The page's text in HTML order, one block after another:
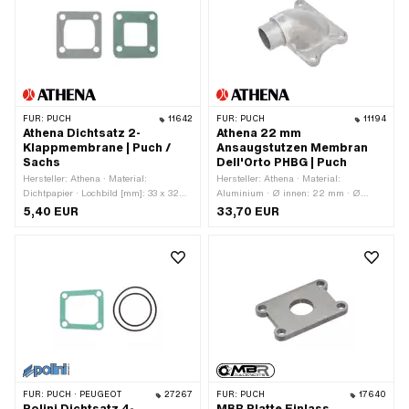
FÜR: PUCH 11642
Athena Dichtsatz 2-
Klappmembrane | Puch /
Sachs
Hersteller: Athena · Material:
Dichtpapier · Lochbild [mm]: 33 x 32
mm · Dicke: 0.5 mm ·
Befestigungsart: Schrauben · Anzahl
5,40 EUR
FÜR: PUCH 11194
Athena 22 mm
Ansaugstutzen Membran
Dell'Orto PHBG | Puch
Hersteller: Athena · Material:
Aluminium · Ø innen: 22 mm · Ø
Anschluss aussen: 26 mm ·
Befestigungsart: Schrauben · Lochbild
33,70 EUR
FÜR: PUCH · PEUGEOT 27267 FÜR: PUCH 17640